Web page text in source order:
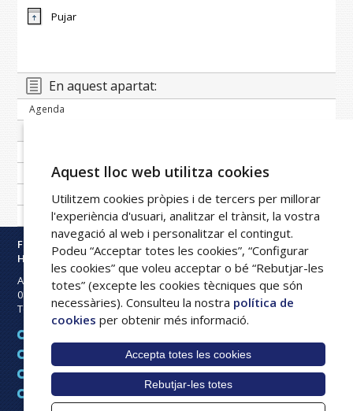
Pujar
En aquest apartat:
Agenda
Imatge corporativa
Galeria
Xarxa FPHAG
Fundació Privada
Hospital Asil de Granollers
Avinguda Francesc Ribas s/n
08402
Granollers
Tel:
93 842 50 00
Política de cookies
Intranet
Aquest lloc web utilitza cookies
Utilitzem cookies pròpies i de tercers per millorar
l'experiència d'usuari, analitzar el trànsit, la vostra
navegació al web i personalitzar el contingut.
Podeu “Acceptar totes les cookies”, “Configurar
les cookies” que voleu acceptar o bé “Rebutjar-les
totes” (excepte les cookies tècniques que són
necessàries). Consulteu la nostra política de
cookies per obtenir més informació.
Accepta totes les cookies
Rebutjar-les totes